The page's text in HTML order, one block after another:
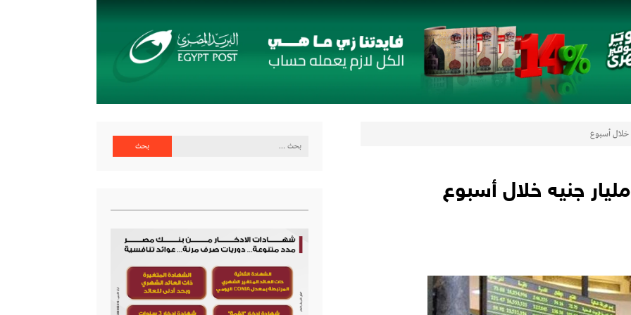
مع أومودا وجايكو باستثمار 5 مليار جنيه لدعم قطاع السيارات في مصر
دوت كوم» تعلنان شراكة لشراء سيارات ميتسوبيشي أونلاين
البحث